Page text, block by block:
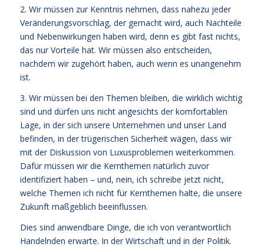
2. Wir müssen zur Kenntnis nehmen, dass nahezu jeder
Veränderungsvorschlag, der gemacht wird, auch Nachteile
und Nebenwirkungen haben wird, denn es gibt fast nichts,
das nur Vorteile hat. Wir müssen also entscheiden,
nachdem wir zugehört haben, auch wenn es unangenehm
ist.
3. Wir müssen bei den Themen bleiben, die wirklich wichtig
sind und dürfen uns nicht angesichts der komfortablen
Lage, in der sich unsere Unternehmen und unser Land
befinden, in der trügerischen Sicherheit wägen, dass wir
mit der Diskussion von Luxusproblemen weiterkommen.
Dafür müssen wir die Kernthemen natürlich zuvor
identifiziert haben – und, nein, ich schreibe jetzt nicht,
welche Themen ich nicht für Kernthemen halte, die unsere
Zukunft maßgeblich beeinflussen.
Dies sind anwendbare Dinge, die ich von verantwortlich
Handelnden erwarte. In der Wirtschaft und in der Politik.